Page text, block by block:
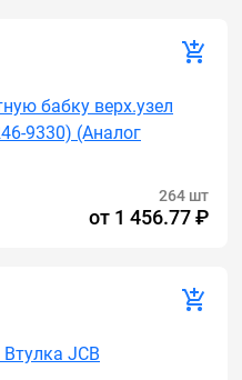
бабку верх.узел
9330) (Аналог
264 шт
от 1 456.77 ₽
JCB